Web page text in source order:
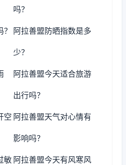
吗？
阿拉善盟防晒指数是多
少？
阿拉善盟今天适合旅游
出行吗？
空 阿拉善盟天气对心情有
影响吗？
敏 阿拉善盟今天有风寒风